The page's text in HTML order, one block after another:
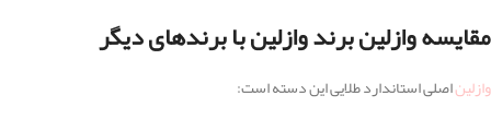
مقایسه وازلین برند وازلین با برندهای دیگر
وازلیناصلی استاندارد طلایی این دسته است: